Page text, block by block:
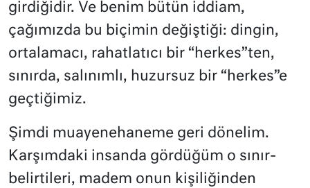
girdiğidir. Ve benim bütün iddiam,
çağımızda bu biçimin değiştiği: dingin,
ortalamacı, rahatlatıcı bir “herkes”ten,
sınırda, salınımlı, huzursuz bir “herkes”e
geçtiğimiz.
Şimdi muayenehaneme geri dönelim.
Karşımdaki insanda gördüğüm o sınır-
belirtileri, madem onun kişiliğinden